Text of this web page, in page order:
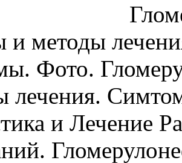
методы
Фото.
лечения.
и Лечение